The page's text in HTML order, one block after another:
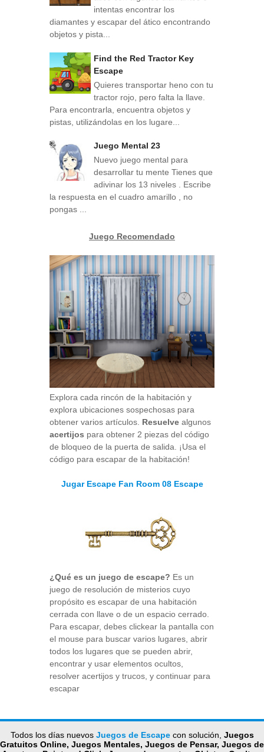
intentas encontrar los
diamantes y escapar del ático encontrando
objetos y pista...
Find the Red Tractor Key
Escape
Quieres transportar heno con tu
tractor rojo, pero falta la llave.
Para encontrarla, encuentra objetos y
pistas, utilizándolas en los lugare...
Juego Mental 23
Nuevo juego mental para
desarrollar tu mente Tienes que
adivinar los 13 niveles . Escribe
la respuesta en el cuadro amarillo , no
pongas ...
Juego Recomendado
Explora cada rincón de la habitación y
explora ubicaciones sospechosas para
obtener varios artículos. Resuelve algunos
acertijos para obtener 2 piezas del código
de bloqueo de la puerta de salida. ¡Usa el
código para escapar de la habitación!
Jugar Escape Fan Room 08 Escape
¿Qué es un juego de escape? Es un
juego de resolución de misterios cuyo
propósito es escapar de una habitación
cerrada con llave o de un espacio cerrado.
Para escapar, debes clickear la pantalla con
el mouse para buscar varios lugares, abrir
todos los lugares que se pueden abrir,
encontrar y usar elementos ocultos,
resolver acertijos y trucos, y continuar para
escapar
Todos los días nuevos Juegos de Escapecon solución, Juegos
Gratuitos Online, Juegos Mentales, Juegos de Pensar, Juegos de